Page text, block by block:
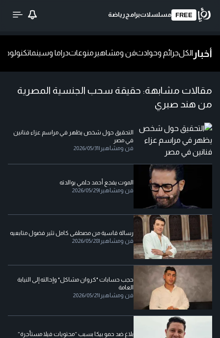
FREE مسلسلاتبرامج رياضة
أخبار الكلجرائم وحوادثفن ومشاهير منوعاتدراما وسينماتكنولوجيا
مقالات مشابهة: حقيقة سحب الجنسية المصرية
من هند صبري
التحقيق حول شخص يظهر في مراسم عزاء فنانين
في مصر
فن ومشاهير |
2026/05/31
الموت يفجع أحمد حلمي بوالدته
فن ومشاهير |
2026/05/29
رسالة قاسية من مصطفى كامل تثير فضول متابعيه
فن ومشاهير |
2026/05/28
حجب حسابات "كروان مشاكل" وإحالته إلى النيابة
العامة
فن ومشاهير |
2026/05/21
بلاغ ضد حمو بيكا بسبب “محتويات فيلا مستأجرة”